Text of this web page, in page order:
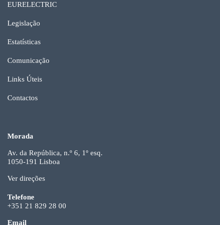
EURELECTRIC
Legislação
Estatísticas
Comunicação
Links Úteis
Contactos
Morada
Av. da República, n.º 6, 1º esq.
1050-191 Lisboa
Ver direções
Telefone
+351 21 829 28 00
Email